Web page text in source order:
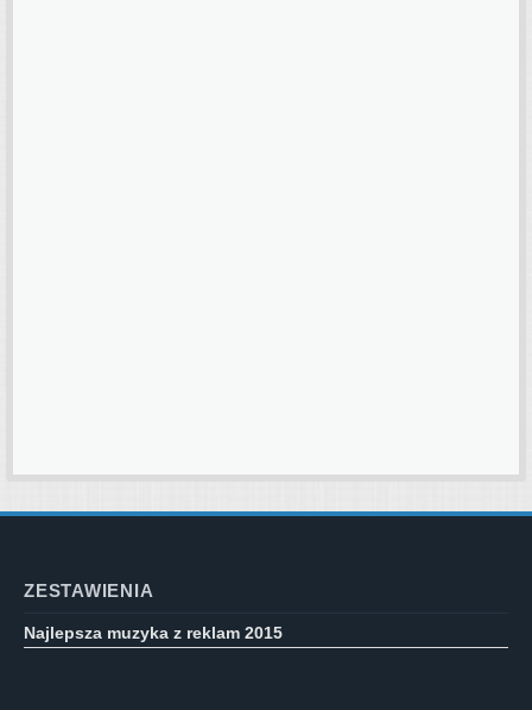
ZESTAWIENIA
Najlepsza muzyka z reklam 2015